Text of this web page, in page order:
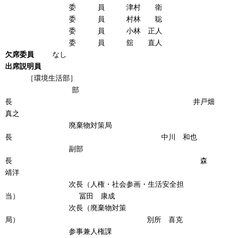
委 員 津村 衛
委 員 村林 聡
委 員 小林 正人
委 員 舘 直人
欠席委員 なし
出席説明員
［環境生活部］
部
長 井戸畑
真之
廃棄物対策局
長 中川 和也
副部
長 森
靖洋
次長（人権・社会参画・生活安全担
当） 冨田 康成
次長（廃棄物対策
局） 別所 喜克
参事兼人権課